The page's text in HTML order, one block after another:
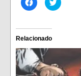
clic
Facebook
(Se
abre
en
una
ventana
nueva)
clic
en
ventana
nueva)
Relacionado